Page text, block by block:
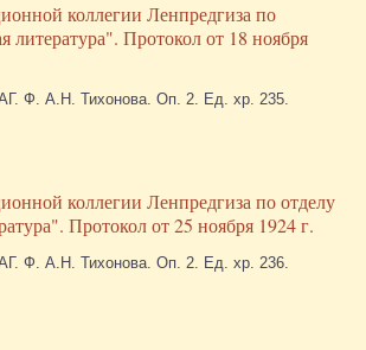
коллегии Ленпредгиза по
литература". Протокол от 18 ноября
Ф. А.Н. Тихонова. Оп. 2. Ед. хр. 235.
коллегии Ленпредгиза по отделу
Протокол от 25 ноября 1924 г.
Ф. А.Н. Тихонова. Оп. 2. Ед. хр. 236.